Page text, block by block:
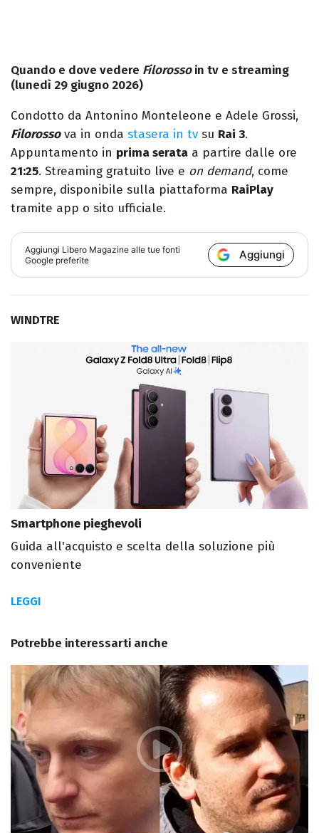
Quando e dove vedere Filorossoin tv e streaming
(lunedì 29 giugno 2026)
Condotto da Antonino Monteleone e Adele Grossi,
Filorossova in onda stasera in tv su Rai 3.
Appuntamento in prima serata a partire dalle ore
21:25. Streaming gratuito live e on demand, come
sempre, disponibile sulla piattaforma RaiPlay
tramite app o sito ufficiale.
Aggiungi Libero Magazine alle tue fonti
Google preferite
Aggiungi
WINDTRE
Smartphone pieghevoli
Guida all'acquisto e scelta della soluzione più
conveniente
LEGGI
Potrebbe interessarti anche